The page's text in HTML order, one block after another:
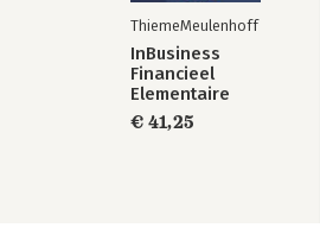
ThiemeMeulenhoff
InBusiness
Financieel
Elementaire
bedrijfsadministratie
deel 1 - Tekstboek
€ 41,25